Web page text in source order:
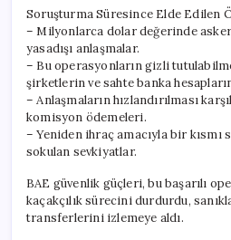
Soruşturma Süresince Elde Edilen
– Milyonlarca dolar değerinde
yasadışı anlaşmalar.
– Bu operasyonların gizli
şirketlerin ve sahte banka
– Anlaşmaların hızlandırılması
komisyon ödemeleri.
– Yeniden ihraç amacıyla bir kısmı
sokulan sevkiyatlar.
BAE güvenlik güçleri, bu başarılı
kaçakçılık sürecini durdurdu,
transferlerini izlemeye aldı.